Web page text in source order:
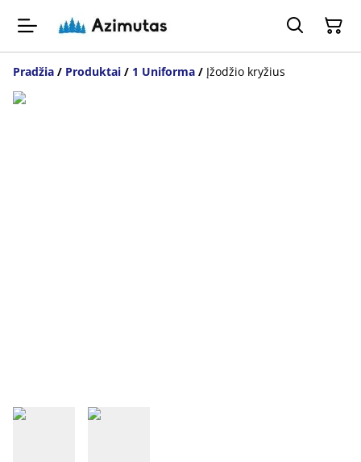
Pradžia / Produktai / 1 Uniforma / Įžodžio kryžius